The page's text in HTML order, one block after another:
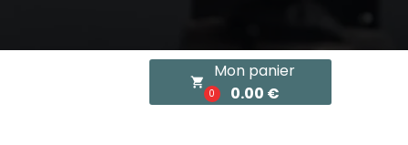
local_grocery_store
0
Mon panier
0.00 €